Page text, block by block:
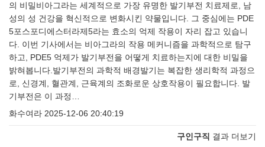
의 비밀비아그라는 세계적으로 가장 유명한 발기부전 치료제로, 남
성의 성 건강을 혁신적으로 변화시킨 약물입니다. 그 중심에는 PDE
5포스포디에스터라제5라는 효소의 억제 작용이 자리 잡고 있습니
다. 이번 기사에서는 비아그라의 작용 메커니즘을 과학적으로 탐구
하고, PDE5 억제가 발기부전을 어떻게 치료하는지에 대한 비밀을
밝혀봅니다.발기부전의 과학적 배경발기는 복잡한 생리학적 과정으
로, 신경계, 혈관계, 근육계의 조화로운 상호작용이 필요합니다. 발
기부전은 이 과정…
화수여라 2025-12-06 20:40:19
구인구직 결과 더보기